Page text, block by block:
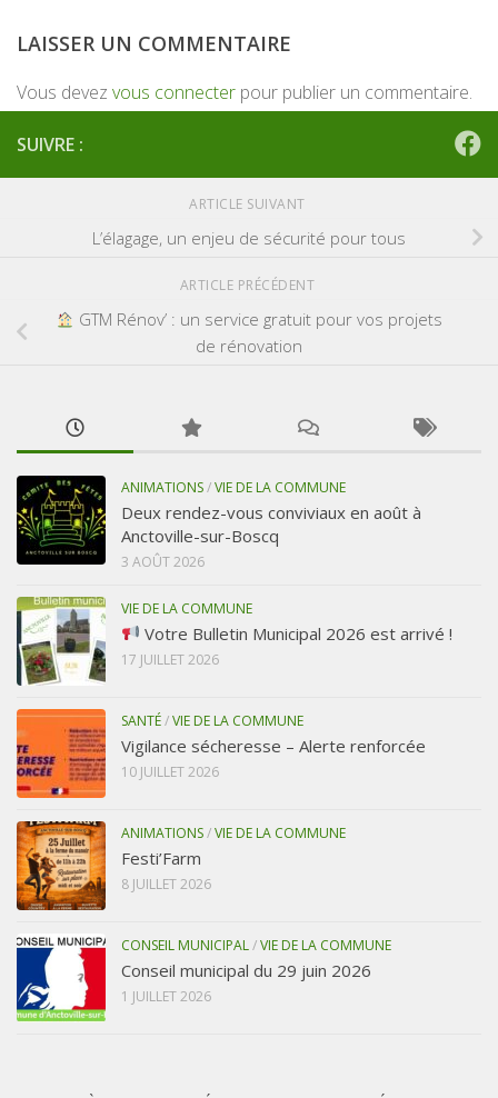
LAISSER UN COMMENTAIRE
Vous devez vous connecter pour publier un commentaire.
SUIVRE :
ARTICLE SUIVANT
L’élagage, un enjeu de sécurité pour tous
ARTICLE PRÉCÉDENT
GTM Rénov’ : un service gratuit pour vos projets
de rénovation
ANIMATIONS/VIE DE LA COMMUNE
Deux rendez-vous conviviaux en août à
Anctoville-sur-Boscq
3 AOÛT 2026
VIE DE LA COMMUNE
Votre Bulletin Municipal 2026 est arrivé !
17 JUILLET 2026
SANTÉ/VIE DE LA COMMUNE
Vigilance sécheresse – Alerte renforcée
10 JUILLET 2026
ANIMATIONS/VIE DE LA COMMUNE
Festi’Farm
8 JUILLET 2026
CONSEIL MUNICIPAL/VIE DE LA COMMUNE
Conseil municipal du 29 juin 2026
1 JUILLET 2026